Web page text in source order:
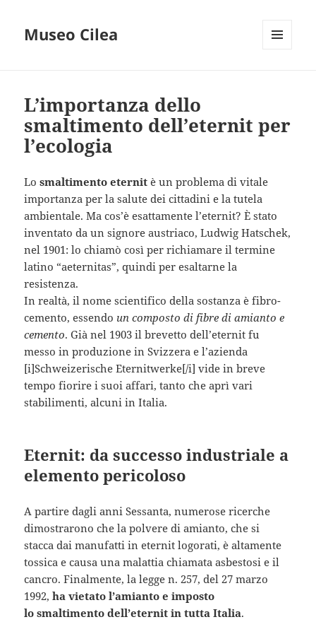
Museo Cilea
L’importanza dello
smaltimento dell’eternit per
l’ecologia
Losmaltimento eternit è un problema di vitale
importanza per la salute dei cittadini e la tutela
ambientale. Ma cos’è esattamente l’eternit? È stato
inventato da un signore austriaco, Ludwig Hatschek,
nel 1901: lo chiamò così per richiamare il termine
latino “aeternitas”, quindi per esaltarne la
resistenza.
In realtà, il nome scientifico della sostanza è fibro-
cemento, essendo un composto di fibre di amianto e
cemento. Già nel 1903 il brevetto dell’eternit fu
messo in produzione in Svizzera e l’azienda
[i]Schweizerische Eternitwerke[/i] vide in breve
tempo fiorire i suoi affari, tanto che aprì vari
stabilimenti, alcuni in Italia.
Eternit: da successo industriale a
elemento pericoloso
A partire dagli anni Sessanta, numerose ricerche
dimostrarono che la polvere di amianto, che si
stacca dai manufatti in eternit logorati, è altamente
tossica e causa una malattia chiamata asbestosi e il
cancro. Finalmente, la legge n. 257, del 27 marzo
1992,ha vietato l’amianto e imposto
lo smaltimento dell’eternit in tutta Italia.